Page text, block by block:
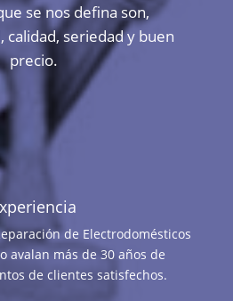
se nos defina son,
calidad, seriedad y buen
precio.
de Electrodomésticos
avalan más de 30 años de
de clientes satisfechos.